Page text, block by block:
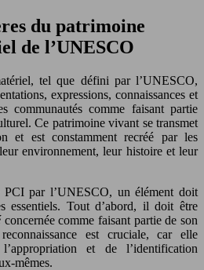
du patrimoine
de l’UNESCO
tel que défini par l’UNESCO,
expressions, connaissances et
communautés comme faisant partie
Ce patrimoine vivant se transmet
et est constamment recréé par les
environnement, leur histoire et leur
PCI par l’UNESCO, un élément doit
essentiels. Tout d’abord, il doit être
concernée comme faisant partie de son
est cruciale, car elle
et de l’identification
mêmes.